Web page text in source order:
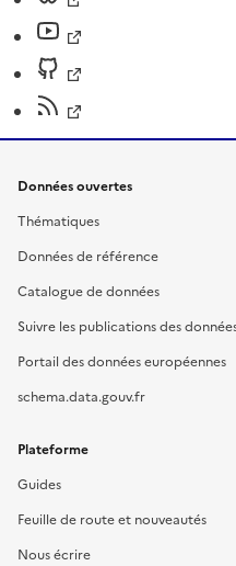
Données ouvertes
Thématiques
Données de référence
Catalogue de données
Suivre les publications des
Portail des données européennes
schema.data.gouv.fr
Plateforme
Guides
Feuille de route et nouveautés
Nous écrire